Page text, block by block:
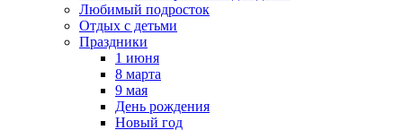
Любимый подросток
Отдых с детьми
Праздники
1 июня
8 марта
9 мая
День рождения
Новый год